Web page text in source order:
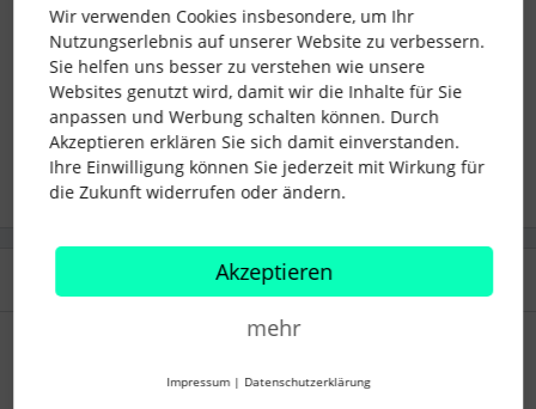
Dana
community feedback
5 Menschen gefällt dies
Wir verwenden Cookies insbesondere, um Ihr
Nutzungserlebnis auf unserer Website zu verbessern.
Sie helfen uns besser zu verstehen wie unsere
Websites genutzt wird, damit wir die Inhalte für Sie
anpassen und Werbung schalten können. Durch
Akzeptieren erklären Sie sich damit einverstanden.
Ihre Einwilligung können Sie jederzeit mit Wirkung für
die Zukunft widerrufen oder ändern.
Akzeptieren
mehr
Impressum | Datenschutzerklärung